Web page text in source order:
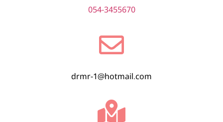
054-3455670
drmr-1@hotmail.com